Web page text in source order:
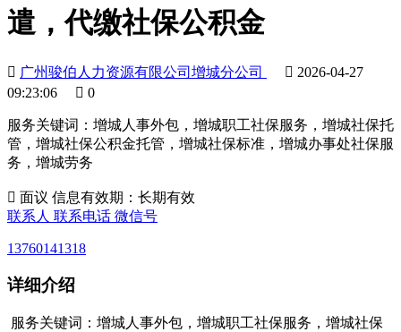
遣，代缴社保公积金
 广州骏伯人力资源有限公司增城分公司  2026-04-27
09:23:06
 0
服务关键词：增城人事外包，增城职工社保服务，增城社保托
管，增城社保公积金托管，增城社保标准，增城办事处社保服
务，增城劳务
 面议 信息有效期：长期有效
联系人 联系电话 微信号
13760141318
详细介绍
服务关键词：增城人事外包，增城职工社保服务，增城社保